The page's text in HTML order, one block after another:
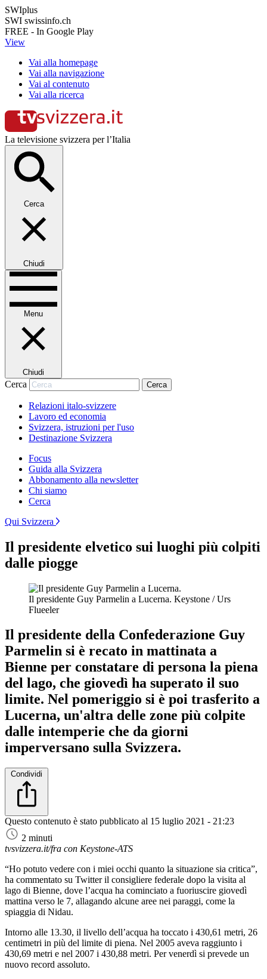
SWIplus
SWI swissinfo.ch
FREE - In Google Play
View
Vai alla homepage
Vai alla navigazione
Vai al contenuto
Vai alla ricerca
La televisione svizzera per l’Italia
Cerca
Chiudi
Menu
Chiudi
Cerca Cerca
Relazioni italo-svizzere
Lavoro ed economia
Svizzera, istruzioni per l'uso
Destinazione Svizzera
Focus
Guida alla Svizzera
Abbonamento alla newsletter
Chi siamo
Cerca
Qui Svizzera
Il presidente elvetico sui luoghi più colpiti
dalle piogge
Il presidente Guy Parmelin a Lucerna. Keystone / Urs
Flueeler
Il presidente della Confederazione Guy
Parmelin si è recato in mattinata a
Bienne per constatare di persona la piena
del lago, che giovedì ha superato il suo
limite. Nel pomeriggio si è poi trasferito a
Lucerna, un'altra delle zone più colpite
dalle intemperie che da giorni
imperversano sulla Svizzera.
Condividi
Questo contenuto è stato pubblicato al 15 luglio 2021 - 21:23
2 minuti
tvsvizzera.it/fra con Keystone-ATS
“Ho potuto vedere con i miei occhi quanto la situazione sia critica”,
ha commentato su Twitter il consigliere federale dopo la visita al
lago di Bienne, dove l’acqua ha cominciato a fuoriuscire giovedì
mattina verso le 7, allagando alcune aree nei paraggi, come la
spiaggia di Nidau.
Intorno alle 13.30, il livello dell’acqua ha toccato i 430,61 metri, 26
centimetri in più del limite di piena. Nel 2005 aveva raggiunto i
430,69 metri e nel 2007 i 430,88 metri. Per venerdì si prevede un
nuovo record assoluto.